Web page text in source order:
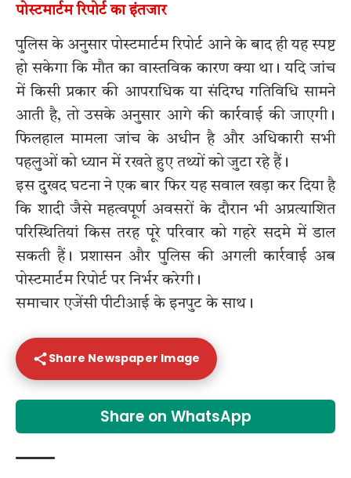
पोस्टमार्टम रिपोर्ट का इंतजार
पुलिस के अनुसार पोस्टमार्टम रिपोर्ट आने के बाद ही यह स्पष्ट
हो सकेगा कि मौत का वास्तविक कारण क्या था। यदि जांच
में किसी प्रकार की आपराधिक या संदिग्ध गतिविधि सामने
आती है, तो उसके अनुसार आगे की कार्रवाई की जाएगी।
फिलहाल मामला जांच के अधीन है और अधिकारी सभी
पहलुओं को ध्यान में रखते हुए तथ्यों को जुटा रहे हैं।
इस दुखद घटना ने एक बार फिर यह सवाल खड़ा कर दिया है
कि शादी जैसे महत्वपूर्ण अवसरों के दौरान भी अप्रत्याशित
परिस्थितियां किस तरह पूरे परिवार को गहरे सदमे में डाल
सकती हैं। प्रशासन और पुलिस की अगली कार्रवाई अब
पोस्टमार्टम रिपोर्ट पर निर्भर करेगी।
समाचार एजेंसी पीटीआई के इनपुट के साथ।
Share Newspaper Image
Share on WhatsApp